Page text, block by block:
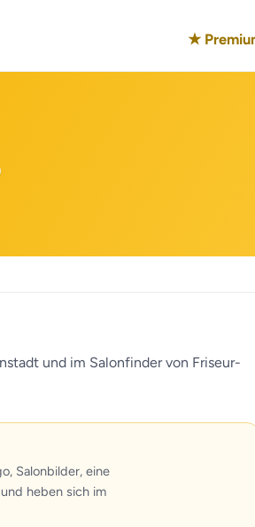
★
und im Salonfinder von Friseur-
Salonbilder, eine
heben sich im